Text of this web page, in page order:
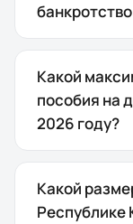
Какой
пособия на
2026 году?
Какой
Республике